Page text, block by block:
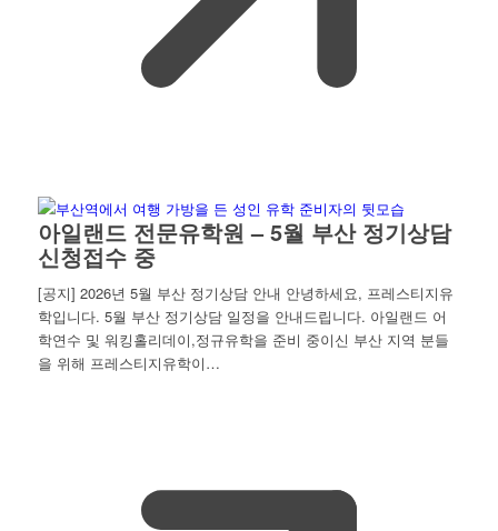
아일랜드 전문유학원 – 5월 부산 정기상담
신청접수 중
[공지] 2026년 5월 부산 정기상담 안내 안녕하세요, 프레스티지유
학입니다. 5월 부산 정기상담 일정을 안내드립니다. 아일랜드 어
학연수 및 워킹홀리데이,정규유학을 준비 중이신 부산 지역 분들
을 위해 프레스티지유학이…